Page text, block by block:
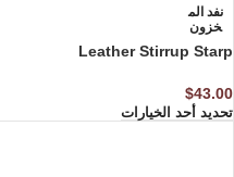
نفد الم
خزون
Leather Stirrup Starp
$43.00
تحديد أحد الخيارات